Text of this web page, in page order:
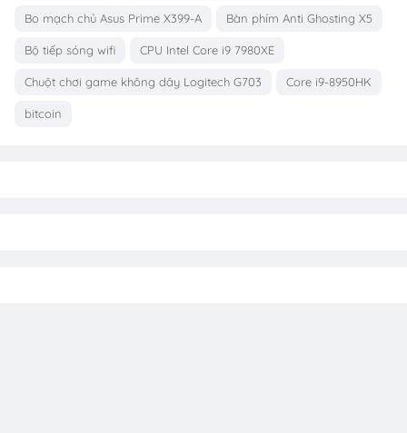
Bo mạch chủ Asus Prime X399-A Bàn phím Anti Ghosting X5
Bộ tiếp sóng wifi CPU Intel Core i9 7980XE
Chuột chơi game không dây Logitech G703 Core i9-8950HK
bitcoin